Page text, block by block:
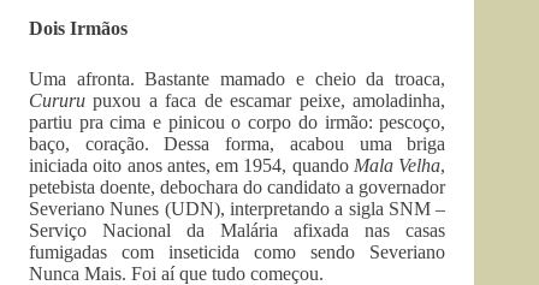
Dois Irmãos
Uma afronta. Bastante mamado e cheio da troaca,
Cururupuxou a faca de escamar peixe, amoladinha,
partiu pra cima e pinicou o corpo do irmão: pescoço,
baço, coração. Dessa forma, acabou uma briga
iniciada oito anos antes, em 1954, quando Mala Velha,
petebista doente, debochara do candidato a governador
Severiano Nunes (UDN), interpretando a sigla SNM –
Serviço Nacional da Malária afixada nas casas
fumigadas com inseticida como sendo Severiano
Nunca Mais. Foi aí que tudo começou.